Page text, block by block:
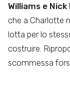
Williams e
che a Charlotte
lotta per lo
costruire.
scommessa